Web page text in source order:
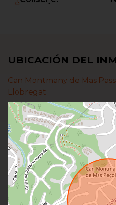
UBICACIÓN DEL
Can Montmany de Mas
Llobregat